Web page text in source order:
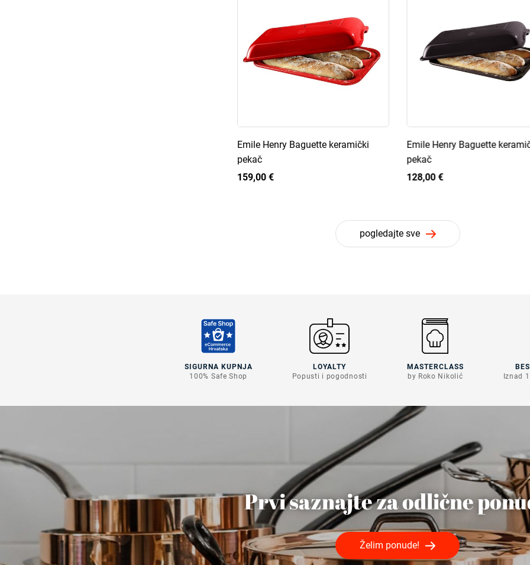
Emile Henry Baguette keramički
pekač
159,00 €
Emile Henry Baguette
pekač
128,00 €
pogledajte sve
SIGURNA KUPNJA
100% Safe Shop
LOYALTY
Popusti i pogodnosti
MASTERCLASS
by Roko Nikolić
Iznad
Prvi saznajte za odlične
Želim ponude!